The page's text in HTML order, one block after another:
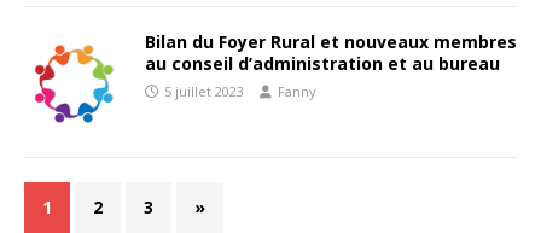
Bilan du Foyer Rural et nouveaux membres
au conseil d’administration et au bureau
5 juillet 2023 Fanny
1 2 3 »